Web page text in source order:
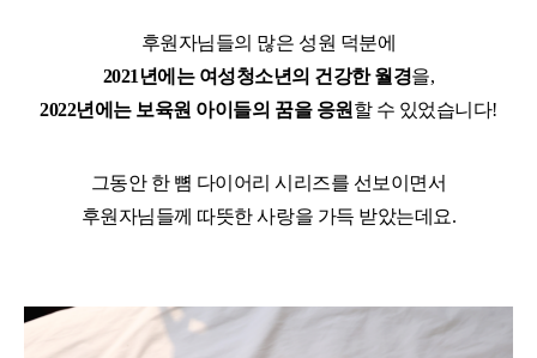
후원자님들의 많은 성원 덕분에
2021년에는 여성청소년의 건강한 월경을,
2022년에는 보육원 아이들의 꿈을 응원 할 수 있었습니다!
그동안 한 뼘 다이어리 시리즈를 선보이면서
후원자님들께 따뜻한 사랑을 가득 받았는데요.